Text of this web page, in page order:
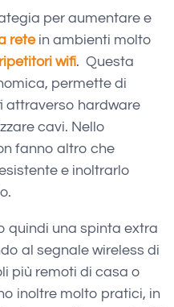
per aumentare e
retein ambienti molto
ripetitori wifi. Questa
permette di
attraverso hardware
cavi. Nello
fanno altro che
e inoltrarlo
quindi una spinta extra
al segnale wireless di
più remoti di casa o
inoltre molto pratici, in